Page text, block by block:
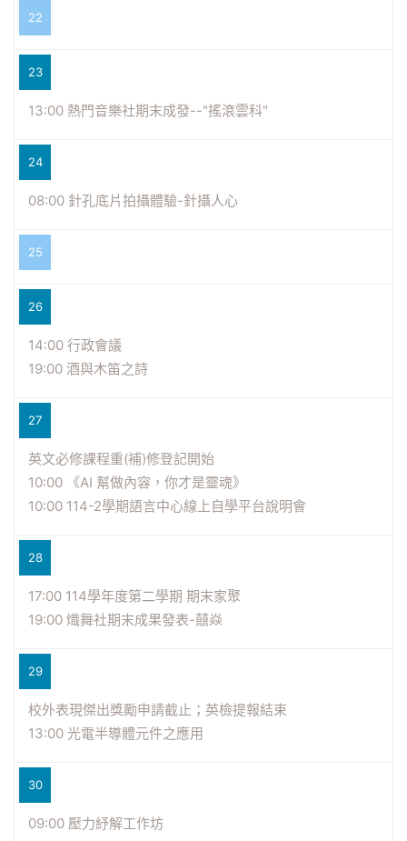
22
23
13:00 熱門音樂社期末成發--"搖滾雲科"
24
08:00 針孔底片拍攝體驗-針攝人心
25
26
14:00 行政會議
19:00 酒與木笛之詩
27
英文必修課程重(補)修登記開始
10:00 《AI 幫做內容，你才是靈魂》
10:00 114-2學期語言中心線上自學平台說明會
28
17:00 114學年度第二學期 期末家聚
19:00 熾舞社期末成果發表-囍焱
29
校外表現傑出獎勵申請截止；英檢提報結束
13:00 光電半導體元件之應用
30
09:00 壓力紓解工作坊